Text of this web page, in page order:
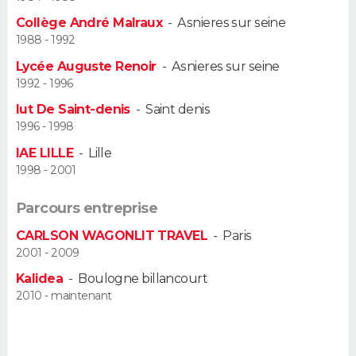
Alimentation
Guide de la santé
Maladies
Médicaments
Sommeil
VOYAGE
Destinations
City break
Voyage nature
Voyage de noces
Forum
Climat
+
PHOTO
GUIDES D'ACHAT
BONS PLANS
Carte de Noël
Carte Bonne année
Carte Saint-Valentin
Carte Pâques
Carte d'anniversaire
Dictionnaire
Biographies
Citations
Expressions
Proverbes
PROGRAMME TV
COPAINS D'AVANT
Collège André Malraux-Asnieres sur seine
1988 - 1992
Lycée Auguste Renoir-Asnieres sur seine
1992 - 1996
Iut De Saint-denis-Saint denis
1996 - 1998
IAE LILLE- Lille
1998 - 2001
Parcours entreprise
CARLSON WAGONLIT TRAVEL - Paris
2001 - 2009
Kalidea - Boulogne billancourt
2010 - maintenant